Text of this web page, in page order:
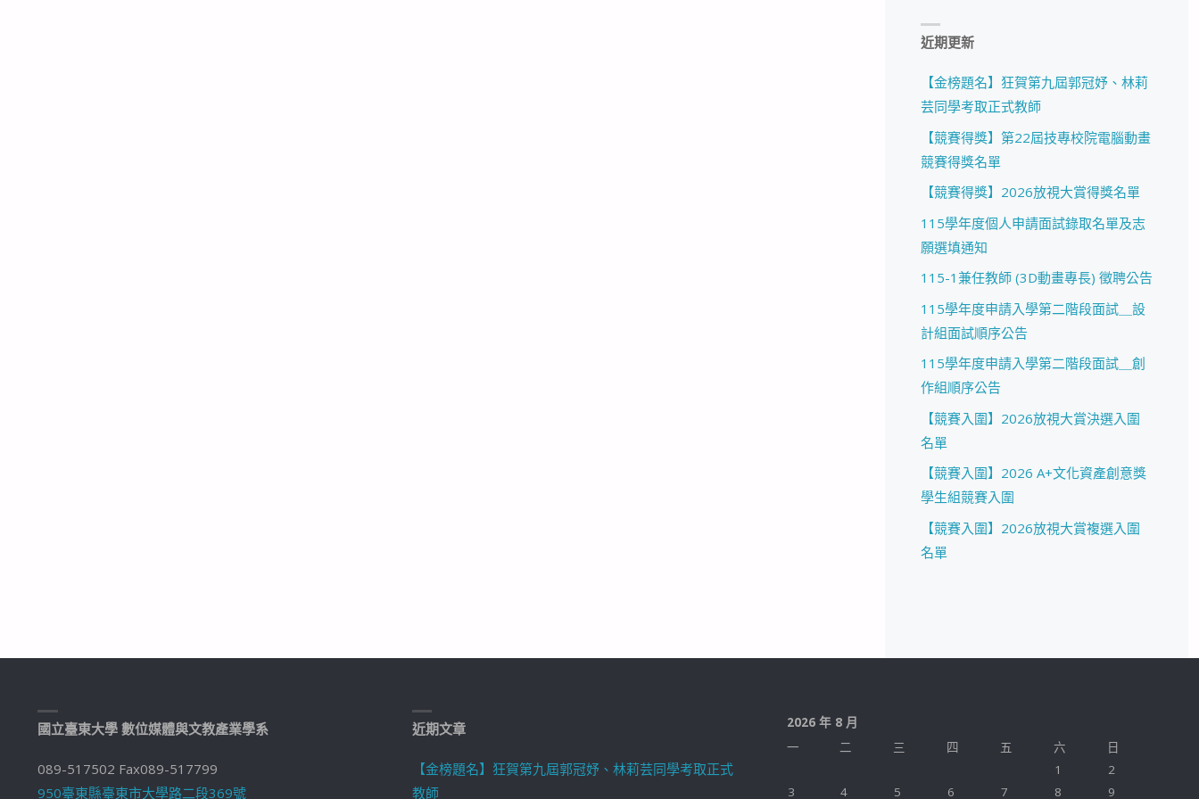
近期更新
【金榜題名】狂賀第九屆郭冠妤、林莉
芸同學考取正式教師
【競賽得獎】第22屆技專校院電腦動畫
競賽得獎名單
【競賽得獎】2026放視大賞得獎名單
115學年度個人申請面試錄取名單及志
願選填通知
115-1兼任教師 (3D動畫專長) 徵聘公告
115學年度申請入學第二階段面試＿設
計組面試順序公告
115學年度申請入學第二階段面試＿創
作組順序公告
【競賽入圍】2026放視大賞決選入圍
名單
【競賽入圍】2026 A+文化資產創意獎
學生組競賽入圍
【競賽入圍】2026放視大賞複選入圍
名單
國立臺東大學 數位媒體與文教產業學系
089-517502 Fax089-517799
950臺東縣臺東市大學路二段369號
近期文章
【金榜題名】狂賀第九屆郭冠妤、林莉芸同學考取正式
教師
2026 年 8 月
一
二 三 四 五 六
日
1
2
3
4 5 6 7 8 9